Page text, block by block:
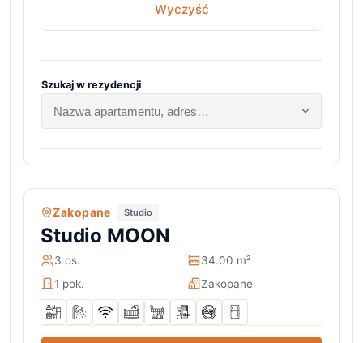
Wyczyść
Szukaj w rezydencji
Zakopane Studio
Studio MOON
3 os.
34.00 m²
1 pok.
Zakopane